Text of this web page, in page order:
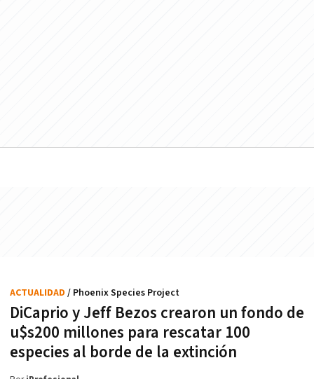
DiCaprio y Jeff Bezos crearon un fondo de
u$s200 millones para rescatar 100
especies al borde de la extinción
ACTUALIDAD / Phoenix Species Project